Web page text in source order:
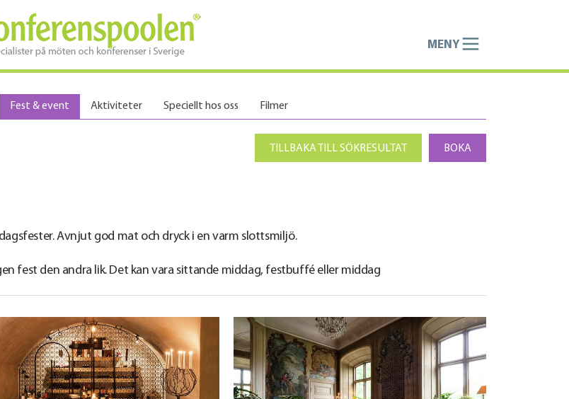
MENY
Fest & event Aktiviteter Speciellt hos oss Filmer
BOKA
TILLBAKA TILL SÖKRESULTAT
Avnjut god mat och dryck i en varm slottsmiljö.
fest den andra lik. Det kan vara sittande middag, festbuffé eller middag